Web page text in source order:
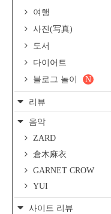
여행
사진(写真)
도서
다이어트
블로그 놀이
N
리뷰
음악
ZARD
倉木麻衣
GARNET CROW
YUI
사이트 리뷰